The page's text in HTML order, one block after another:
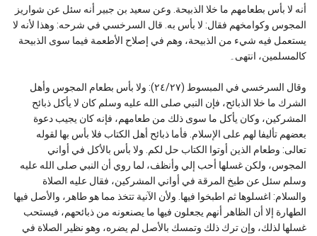
أنه لا بأس بطعامهم ما خلا الذبيحة. وعن سعيد بن جبير أنه سئل عن شواريز
المجوس وكوامخهم فقال: لا بأس به. قال السرخسي في شرحه: وهذا لأنه لا
يستعمل فيه شيء من الذبيحة، وهم في إصلاح الأطعمة فيما سوى الذبيحة
كالمسلمين، انتهى۔
وقال السرخسي في المبسوط (٢٤/٢٧): ولا بأس بطعام المجوس وأهل
الشرك ما خلا الذبائح، فإن النبي صلى الله عليه وسلم كان لا يأكل ذبائح
المشركين، وكان يأكل ما سوى ذلك من طعامهم، فإنه كان يجيب دعوة
بعضهم تأليفا لهم على الإسلام. فأما ذبائح أهل الكتاب فلا بأس بها لقوله
تعالى: وطعام الذين أوتوا الكتاب حل لكم. ولا بأس بالأكل في أواني
المجوس، ولكن غسلها أحب إلي وأنظف، لما روي أن النبي صلى الله عليه
وسلم سئل عن طبخ المرقة في أواني المشركين، فقال عليه الصلاة
والسلام: اغسلوها ثم اطبخوا فيها. ولأن الآنية تتخذ مما هو طاهر، والأصل فيها
الطهارة إلا أن الظاهر أنهم يجعلون فيها ما يصنعونه من ذبائحهم، فيستحب
غسلها لذلك، وإن ترك ذلك وتمسك بالأصل لم يضره، وهو نظير الصلاة في